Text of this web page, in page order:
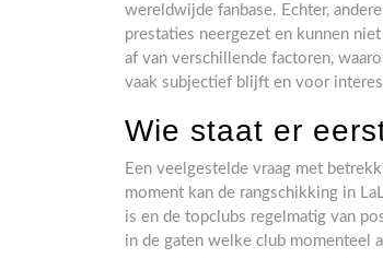
wereldwijde fanbase. Echter,
prestaties neergezet en kunnen
af van verschillende factoren,
vaak subjectief blijft en voor
Wie staat er
Een veelgestelde vraag met
moment kan de rangschikking in
is en de topclubs regelmatig van
in de gaten welke club momenteel